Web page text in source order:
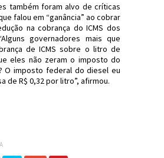
também foram alvo de críticas
falou em “ganância” ao cobrar
na cobrança do ICMS dos
governadores mais que
de ICMS sobre o litro de
eles não zeram o imposto do
O imposto federal do diesel eu
de R$ 0,32 por litro”, afirmou.